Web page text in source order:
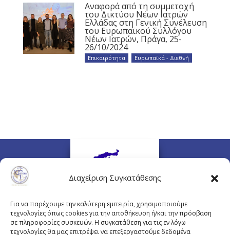
Διαχείριση Συγκατάθεσης
Για να παρέχουμε την καλύτερη εμπειρία, χρησιμοποιούμε
τεχνολογίες όπως cookies για την αποθήκευση ή/και την πρόσβαση
σε πληροφορίες συσκευών. Η συγκατάθεση για τις εν λόγω
τεχνολογίες θα μας επιτρέψει να επεξεργαστούμε δεδομένα
Αναφορά από τη συμμετοχή
του Δικτύου Νέων Ιατρών
Ελλάδας στη Γενική Συνέλευση
του Ευρωπαϊκού Συλλόγου
Νέων Ιατρών, Πράγα, 25-
26/10/2024
Επικαιρότητα Ευρωπαϊκά - Διεθνή